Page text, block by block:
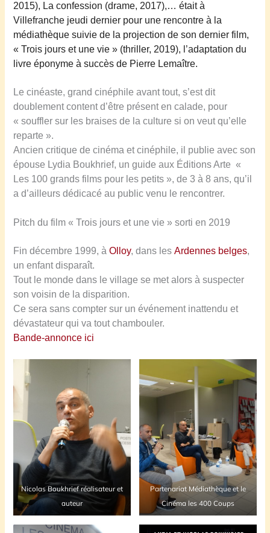
2015), La confession (drame, 2017),… était à
Villefranche jeudi dernier pour une rencontre à la
médiathèque suivie de la projection de son dernier film,
« Trois jours et une vie » (thriller, 2019), l’adaptation du
livre éponyme à succès de Pierre Lemaître.
Le cinéaste, grand cinéphile avant tout, s’est dit
doublement content d’être présent en calade, pour
« souffler sur les braises de la culture si on veut qu’elle
reparte ».
Ancien critique de cinéma et cinéphile, il publie avec son
épouse Lydia Boukhrief, un guide aux Éditions Arte «
Les 100 grands films pour les petits », de 3 à 8 ans, qu’il
a d’ailleurs dédicacé au public venu le rencontrer.
Pitch du film « Trois jours et une vie » sorti en 2019
Fin décembre 1999, àOlloy, dans lesArdennes belges,
un enfant disparaît.
Tout le monde dans le village se met alors à suspecter
son voisin de la disparition.
Ce sera sans compter sur un événement inattendu et
dévastateur qui va tout chambouler.
Bande-annonce ici
Nicolas Boukhrief réalisateur et
auteur
Partenariat Médiathèque et le
Cinéma les 400 Coups